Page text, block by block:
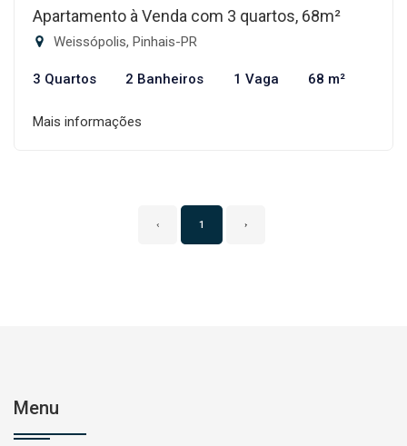
Apartamento à Venda com 3 quartos, 68m²
Weissópolis, Pinhais-PR
3 Quartos 2 Banheiros 1 Vaga 68 m²
Mais informações
‹ 1 ›
Menu